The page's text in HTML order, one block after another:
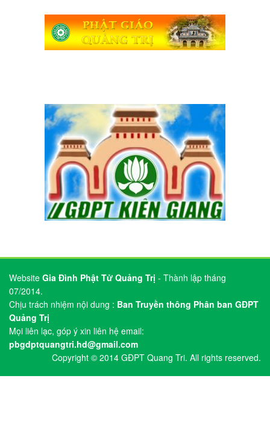
Website Gia Đình Phật Tử Quảng Trị - Thành lập tháng
07/2014.
Chịu trách nhiệm nội dung : Ban Truyền thông Phân ban GĐPT
Quảng Trị
Mọi liên lạc, góp ý xin liên hệ email:
pbgdptquangtri.hd@gmail.com
Copyright © 2014 GĐPT Quang Tri. All rights reserved.